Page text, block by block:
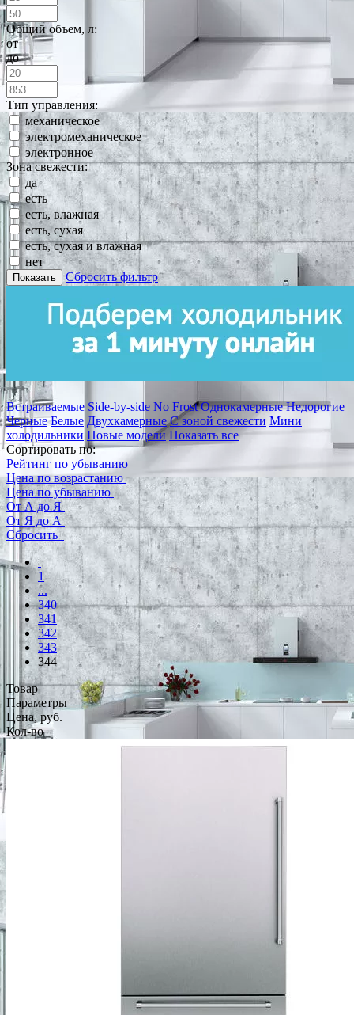
Общий объем, л:
от
до
Тип управления:
механическое
электромеханическое
электронное
Зона свежести:
да
есть
есть, влажная
есть, сухая
есть, сухая и влажная
нет
Показать Сбросить фильтр
Встраиваемые Side-by-side No Frost Однокамерные Недорогие
Черные Белые Двухкамерные С зоной свежести Мини
холодильники Новые модели Показать все
Сортировать по:
Рейтинг по убыванию
Цена по возрастанию
Цена по убыванию
От А до Я
От Я до А
Сбросить
1
...
340
341
342
343
344
Товар
Параметры
Цена, руб.
Кол-во